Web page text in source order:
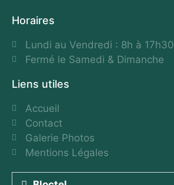
Horaires
Lundi au Vendredi : 8h à 17h30
Fermé le Samedi & Dimanche
Liens utiles
Accueil
Contact
Galerie Photos
Mentions Légales